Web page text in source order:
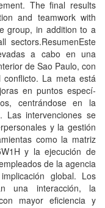
The final results
and teamwork with
group, in addition to a
sectors.ResumenEste
a cabo en una
de Sao Paulo, con
La meta está
en puntos especí­
centrándose en la
Las intervenciones se
y la gestión
como la matriz
y la ejecución de
de la agencia
global. Los
una interacción, la
mayor eficiencia y